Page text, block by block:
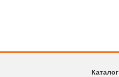
Каталог